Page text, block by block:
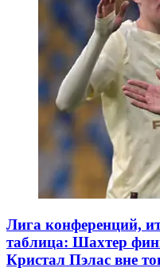
Лига конференций,
таблица: Шахтер
Кристал Пэлас вне